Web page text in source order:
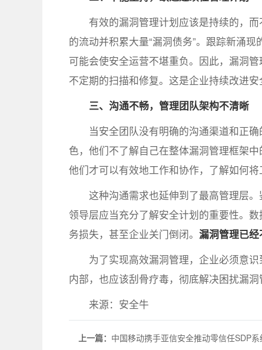
有效的漏洞管理计划应该是持续的，
的流动并积累大量“漏洞债务”。跟踪新涌
可能会使安全运营不堪重负。因此，漏洞
不定期的扫描和修复。这是企业持续改进安
三、沟通不畅，管理团队架构不清晰
当安全团队没有明确的沟通渠道和正
色，他们不了解自己在整体漏洞管理框架
他们才可以有效地工作和协作，了解如何
这种沟通需求也延伸到了最高管理层
领导层应当充分了解安全计划的重要性。
务损失，甚至企业关门倒闭。 漏洞管理已经
为了实现高效漏洞管理，企业必须意
内部，也应该刮骨疗毒，彻底解决困扰漏洞
来源：安全牛
上一篇： 中国移动携手亚信安全推动零信任SDP